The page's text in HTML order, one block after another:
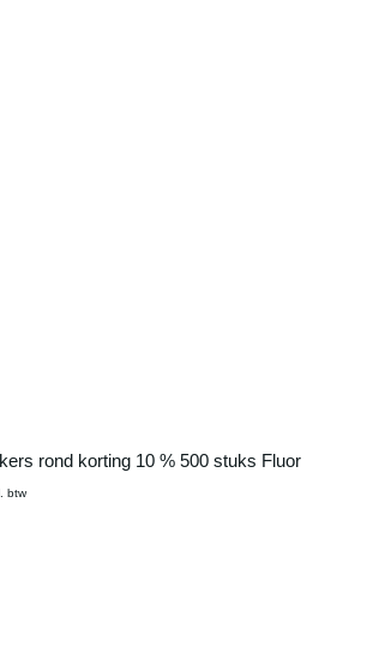
rond korting 10 % 500 stuks Fluor
btw